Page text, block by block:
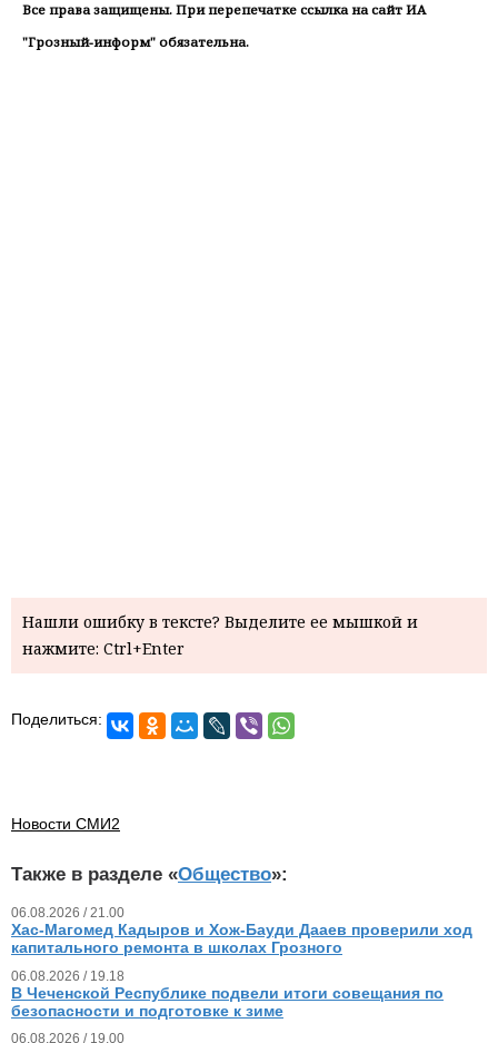
Все права защищены. При перепечатке ссылка на сайт ИА
"Грозный-информ" обязательна.
Нашли ошибку в тексте? Выделите ее мышкой и
нажмите: Ctrl+Enter
Поделиться:
Новости СМИ2
Также в разделе «Общество»:
06.08.2026 / 21.00
Хас-Магомед Кадыров и Хож-Бауди Дааев проверили ход
капитального ремонта в школах Грозного
06.08.2026 / 19.18
В Чеченской Республике подвели итоги совещания по
безопасности и подготовке к зиме
06.08.2026 / 19.00